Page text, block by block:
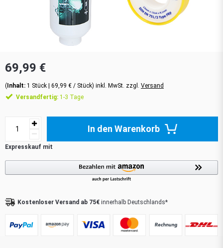
69,99 €
(Inhalt: 1 Stück | 69,99 € / Stück) inkl. MwSt. zzgl. Versand
Versandfertig: 1-3 Tage
In den Warenkorb
Kostenloser Versand ab 75€ innerhalb Deutschlands*